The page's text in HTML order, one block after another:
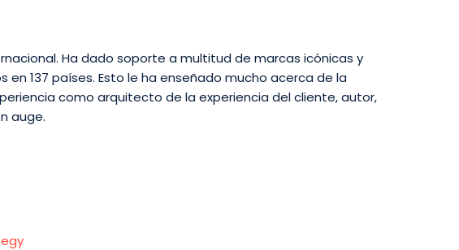
Ha dado soporte a multitud de marcas icónicas y
137 países. Esto le ha enseñado mucho acerca de la
como arquitecto de la experiencia del cliente, autor,
auge.